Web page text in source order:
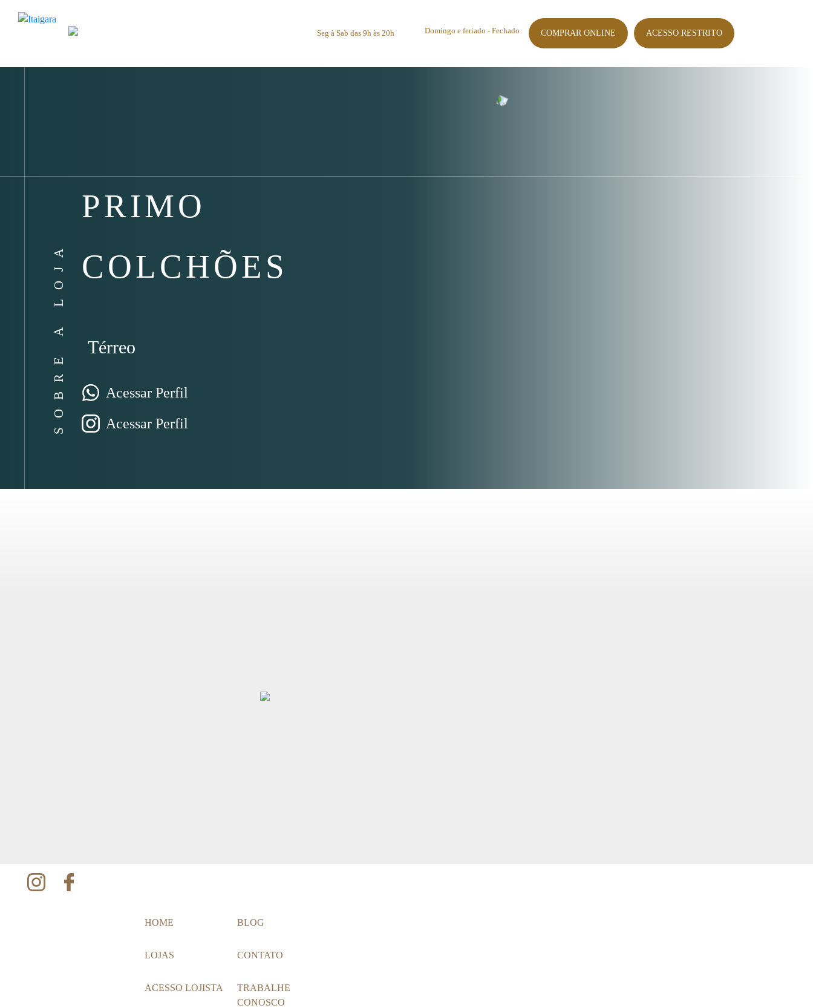
Seg à Sab das 9h às 20h Domingo e feriado - Fechado COMPRAR ONLINE ACESSO RESTRITO
SOBRE A LOJA
PRIMO
COLCHÕES
Térreo
Acessar Perfil
Acessar Perfil
HOME BLOG
LOJAS CONTATO
ACESSO LOJISTA
TRABALHE
CONOSCO